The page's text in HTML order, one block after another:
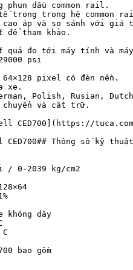
phun dầu common rail.
trong trong hệ common
áp và so sánh với giá
tham khảo.
quả đo tới máy tính và
psi
pixel có đèn nền.
xe.
Polish, Rusian,
và cất trữ.
CED700](https://
Thông số kỹ
0-2039 kg/cm2
dây
bao gồm